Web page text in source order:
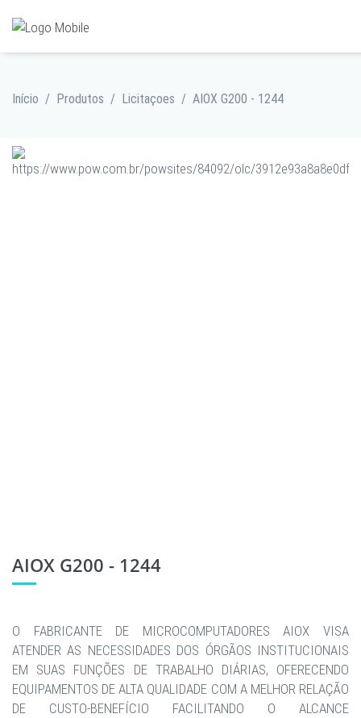
Início / Produtos / Licitaçoes / AIOX G200 - 1244
AIOX G200 - 1244
O FABRICANTE DE MICROCOMPUTADORES AIOX VISA
ATENDER AS NECESSIDADES DOS ÓRGÃOS INSTITUCIONAIS
EM SUAS FUNÇÕES DE TRABALHO DIÁRIAS, OFERECENDO
EQUIPAMENTOS DE ALTA QUALIDADE COM A MELHOR RELAÇÃO
DE CUSTO-BENEFÍCIO FACILITANDO O ALCANCE